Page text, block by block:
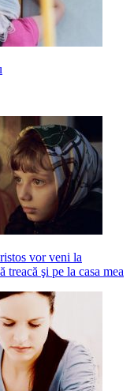
vor veni la
treacă şi pe la casa mea